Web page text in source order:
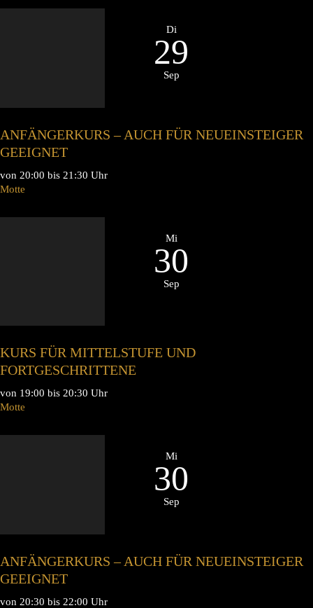
Di
29
Sep
ANFÄNGERKURS – AUCH FÜR NEUEINSTEIGER
GEEIGNET
von 20:00 bis 21:30 Uhr
Motte
Mi
30
Sep
KURS FÜR MITTELSTUFE UND
FORTGESCHRITTENE
von 19:00 bis 20:30 Uhr
Motte
Mi
30
Sep
ANFÄNGERKURS – AUCH FÜR NEUEINSTEIGER
GEEIGNET
von 20:30 bis 22:00 Uhr